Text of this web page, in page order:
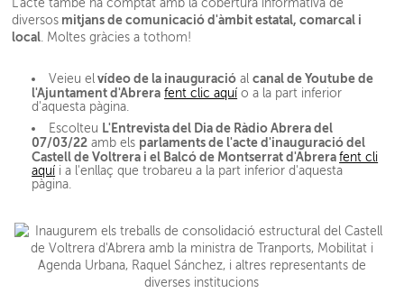
L'acte també ha comptat amb la cobertura informativa de
diversos mitjans de comunicació d'àmbit estatal, comarcal i
local. Moltes gràcies a tothom!
Veieu el vídeo de la inauguració alcanal de Youtube de
l'Ajuntament d'Abrera fent clic aquí o a la part inferior
d'aquesta pàgina.
Escolteu L'Entrevista del Dia de Ràdio Abrera del
07/03/22 amb els parlaments de l'acte d'inauguració del
Castell de Voltrera i el Balcó de Montserrat d'Abrerafent cli
aquí i a l'enllaç que trobareu a la part inferior d'aquesta
pàgina.